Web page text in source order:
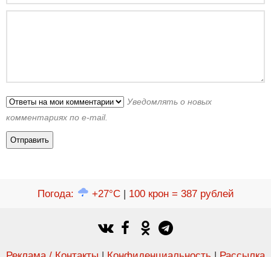
Уведомлять о новых
комментариях по e-mail.
Погода: +27°C| 100 крон = 387 рублей